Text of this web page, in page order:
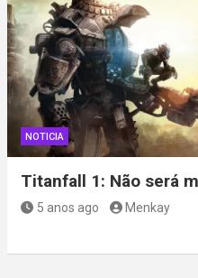
física da Sony e pode se
NOTICIA
Titanfall 1: Não será
5 anos ago Menkay